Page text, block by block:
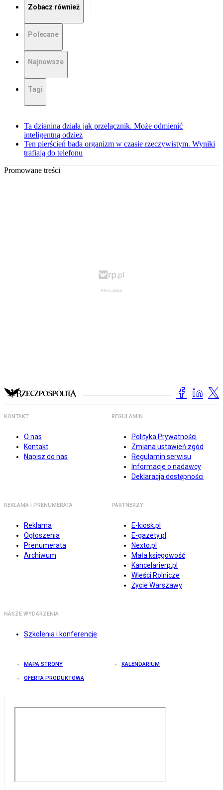
Zobacz również
Polecane
Najnowsze
Tagi
Ta dzianina działa jak przełącznik. Może odmienić
inteligentną odzież
Ten pierścień bada organizm w czasie rzeczywistym. Wyniki
trafiają do telefonu
Promowane treści
KONTAKT
O nas
Kontakt
Napisz do nas
REGULAMIN
Polityka Prywatności
Zmiana ustawień zgód
Regulamin serwisu
Informacje o nadawcy
Deklaracja dostępności
REKLAMA I PRENUMERATA
Reklama
Ogłoszenia
Prenumerata
Archiwum
PARTNERZY
E-kiosk.pl
E-gazety.pl
Nexto.pl
Mała księgowość
Kancelarierp.pl
Wieści Rolnicze
Życie Warszawy
NASZE WYDARZENIA
Szkolenia i konferencje
MAPA STRONY KALENDARIUM
OFERTA PRODUKTOWA